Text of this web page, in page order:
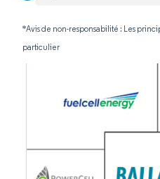
*Avis de non-responsabilité : Les
particulier